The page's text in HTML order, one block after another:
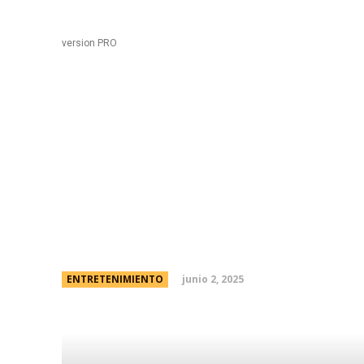
version PRO
ENTRETENIMIENTO junio 2, 2025